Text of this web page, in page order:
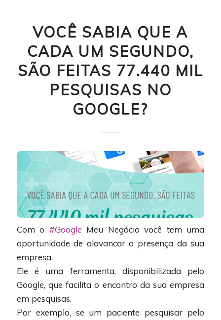
VOCÊ SABIA QUE A
CADA UM SEGUNDO,
SÃO FEITAS 77.440 MIL
PESQUISAS NO
GOOGLE?
Com o #Google Meu Negócio você tem uma
oportunidade de alavancar a presença da sua
empresa.
Ele é uma ferramenta, disponibilizada pelo
Google, que facilita o encontro da sua empresa
em pesquisas.
Por exemplo, se um paciente pesquisar pelo